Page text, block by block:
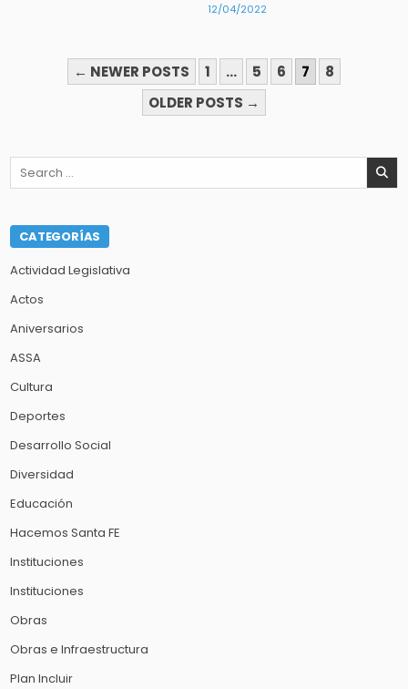
12/04/2022
PAGINACIÓN
ENTRADAS
← NEWER POSTS 1 … 5 6 7
8
OLDER POSTS →
Search
for:
CATEGORÍAS
Actividad Legislativa
Actos
Aniversarios
ASSA
Cultura
Deportes
Desarrollo Social
Diversidad
Educación
Hacemos Santa FE
Instituciones
Instituciones
Obras
Obras e Infraestructura
Plan Incluir